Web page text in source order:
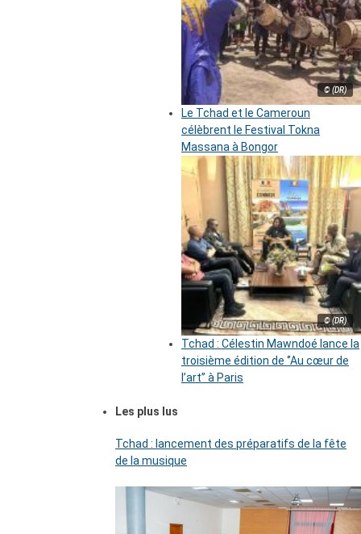
© (DR)
Le Tchad et le Cameroun
célèbrent le Festival Tokna
Massana à Bongor
© (DR)
Tchad : Célestin Mawndoé lance la
troisième édition de ‘’Au cœur de
l’art’’ à Paris
Les plus lus
Tchad : lancement des préparatifs de la fête
de la musique